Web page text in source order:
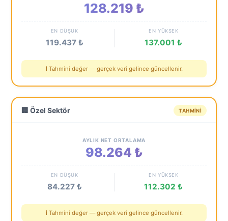
128.219 ₺
EN DÜŞÜK
119.437 ₺
EN YÜKSEK
137.001 ₺
ℹ️ Tahmini değer — gerçek veri gelince güncellenir.
🏢 Özel Sektör TAHMINI
AYLIK NET ORTALAMA
98.264 ₺
EN DÜŞÜK
84.227 ₺
EN YÜKSEK
112.302 ₺
ℹ️ Tahmini değer — gerçek veri gelince güncellenir.